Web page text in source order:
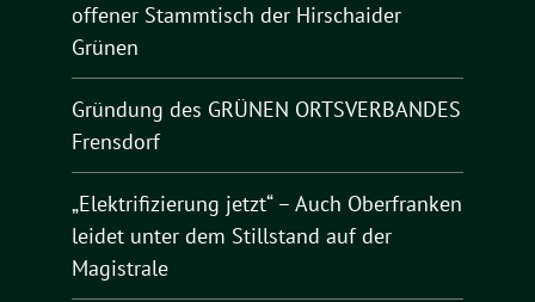
offener Stammtisch der Hirschaider
Grünen
Gründung des GRÜNEN ORTSVERBANDES
Frensdorf
„Elektrifizierung jetzt“ – Auch Oberfranken
leidet unter dem Stillstand auf der
Magistrale